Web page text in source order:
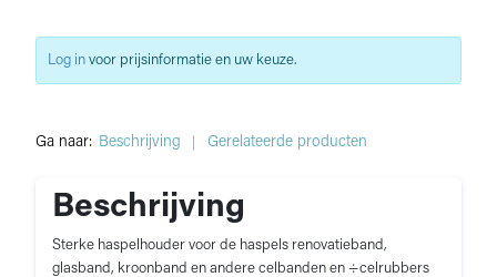
Ga naar: Beschrijving Gerelateerde producten
Beschrijving
Sterke haspelhouder voor de haspels renovatieband,
glasband, kroonband en andere celbanden en ÷celrubbers
Log in voor prijsinformatie en uw keuze.